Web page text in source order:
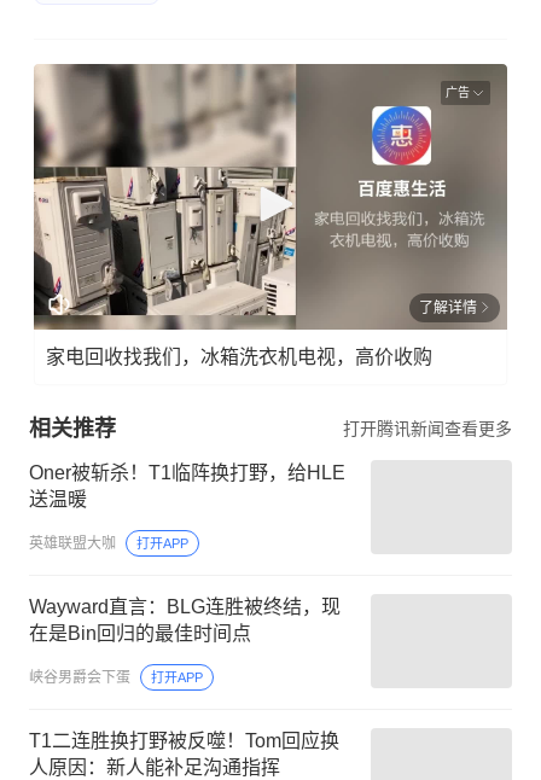
广告
了解详情
家电回收找我们，冰箱洗衣机电视，高价收购
相关推荐 打开腾讯新闻查看更多
Oner被斩杀！T1临阵换打野，给HLE
送温暖
英雄联盟大咖 打开APP
Wayward直言：BLG连胜被终结，现
在是Bin回归的最佳时间点
峡谷男爵会下蛋 打开APP
T1二连胜换打野被反噬！Tom回应换
人原因：新人能补足沟通指挥